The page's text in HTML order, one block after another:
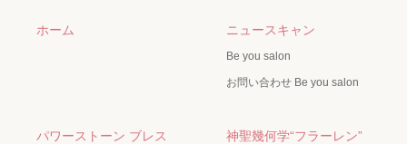
ホーム ニュースキャン
Be you salon
お問い合わせ Be you salon
パワーストーン ブレス 神聖幾何学“フラーレン”